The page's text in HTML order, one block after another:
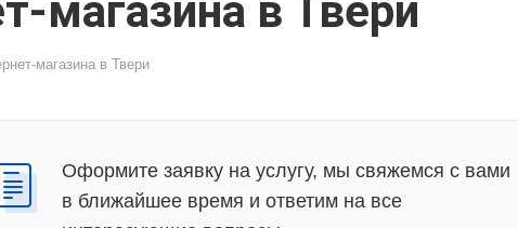
магазина в Твери
магазина в Твери
Оформите заявку на услугу, мы свяжемся с вами
в ближайшее время и ответим на все